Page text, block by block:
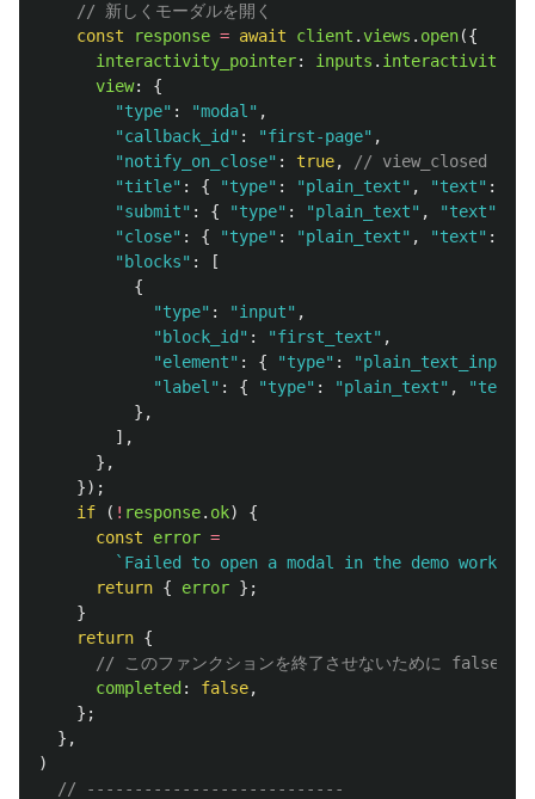
// 新しくモーダルを開く
const
response = await client .views . open({
interactivity_pointer: inputs . interactivity
view:
{
"type" : "modal " ,
"callback_id " : "first-page" ,
"notify_on_close" : true,
// view_closed を受
"title" : { "type" : "plain_text" , "text" :
"submit" : { "type" : "plain_text" , "text"
"close" : { "type" : "plain_text" , "text" :
" blocks" :
[
{
"type" : "input" ,
" block_id " : "first_text" ,
"element" : { "type" : "plain_text_input
"label " : { "type" : "plain_text" , "text
},
],
},
});
if
( ! response. ok)
{
const
error =
`Failed to open a modal in the demo
return { error };
}
return {
// このファンクションを終了させないために false を
completed : false,
};
},
)
// ---------------------------